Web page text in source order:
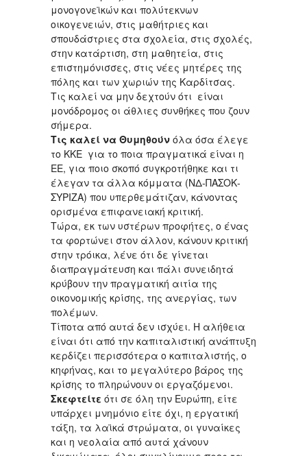
μονογονεϊκών και πολύτεκνων
οικογενειών, στις μαθήτριες και
σπουδάστριες στα σχολεία, στις σχολές,
στην κατάρτιση, στη μαθητεία, στις
επιστημόνισσες, στις νέες μητέρες της
πόλης και των χωριών της Καρδίτσας.
Τις καλεί να μην δεχτούν ότι είναι
μονόδρομος οι άθλιες συνθήκες που ζουν
σήμερα.
Τις καλεί να Θυμηθούν όλα όσα έλεγε
το ΚΚΕ για το ποια πραγματικά είναι η
ΕΕ, για ποιο σκοπό συγκροτήθηκε και τι
έλεγαν τα άλλα κόμματα (ΝΔ-ΠΑΣΟΚ-
ΣΥΡΙΖΑ) που υπερθεμάτιζαν, κάνοντας
ορισμένα επιφανειακή κριτική.
Τώρα, εκ των υστέρων προφήτες, ο ένας
τα φορτώνει στον άλλον, κάνουν κριτική
στην τρόικα, λένε ότι δε γίνεται
διαπραγμάτευση και πάλι συνειδητά
κρύβουν την πραγματική αιτία της
οικονομικής κρίσης, της ανεργίας, των
πολέμων.
Τίποτα από αυτά δεν ισχύει. Η αλήθεια
είναι ότι από την καπιταλιστική ανάπτυξη
κερδίζει περισσότερα ο καπιταλιστής, ο
κηφήνας, και το μεγαλύτερο βάρος της
κρίσης το πληρώνουν οι εργαζόμενοι.
Σκεφτείτε ότι σε όλη την Ευρώπη, είτε
υπάρχει μνημόνιο είτε όχι, η εργατική
τάξη, τα λαϊκά στρώματα, οι γυναίκες
και η νεολαία από αυτά χάνουν